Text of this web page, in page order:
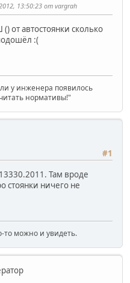
13:50:23 от vargrah
от автостоянки сколько
:(
у инженера появилось
нормативы!"
#1
Там вроде
стоянки ничего не
то можно и увидеть.